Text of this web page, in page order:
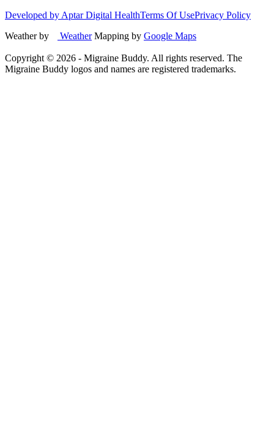
Developed by Aptar Digital HealthTerms Of UsePrivacy Policy
Weather by
WeatherMapping by Google Maps
Copyright © 2026 - Migraine Buddy. All rights reserved. The
Migraine Buddy logos and names are registered trademarks.